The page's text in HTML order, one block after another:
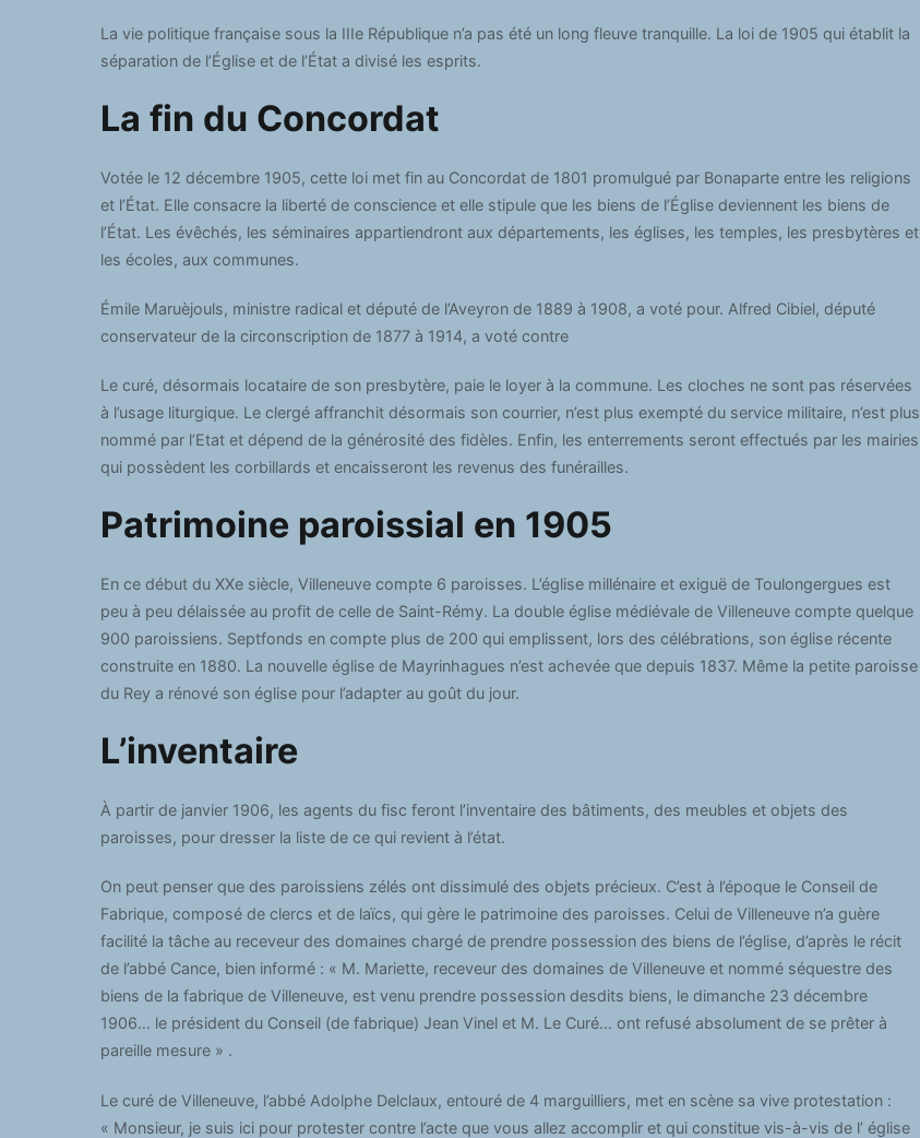
La vie politique française sous la IIIe République n’a pas été un long fleuve tranquille. La loi de 1905 qui établit la
séparation de l’Église et de l’État a divisé les esprits.
La fin du Concordat
Votée le 12 décembre 1905, cette loi met fin au Concordat de 1801 promulgué par Bonaparte entre les religions
et l’État. Elle consacre la liberté de conscience et elle stipule que les biens de l’Église deviennent les biens de
l’État. Les évêchés, les séminaires appartiendront aux départements, les églises, les temples, les presbytères et
les écoles, aux communes.
Émile Maruèjouls, ministre radical et député de l’Aveyron de 1889 à 1908, a voté pour. Alfred Cibiel, député
conservateur de la circonscription de 1877 à 1914, a voté contre
Le curé, désormais locataire de son presbytère, paie le loyer à la commune. Les cloches ne sont pas réservées
à l’usage liturgique. Le clergé affranchit désormais son courrier, n’est plus exempté du service militaire, n’est plus
nommé par l’Etat et dépend de la générosité des fidèles. Enfin, les enterrements seront effectués par les mairies
qui possèdent les corbillards et encaisseront les revenus des funérailles.
Patrimoine paroissial en 1905
En ce début du XXe siècle, Villeneuve compte 6 paroisses. L’église millénaire et exiguë de Toulongergues est
peu à peu délaissée au profit de celle de Saint-Rémy. La double église médiévale de Villeneuve compte quelque
900 paroissiens. Septfonds en compte plus de 200 qui emplissent, lors des célébrations, son église récente
construite en 1880. La nouvelle église de Mayrinhagues n’est achevée que depuis 1837. Même la petite paroisse
du Rey a rénové son église pour l’adapter au goût du jour.
L’inventaire
À partir de janvier 1906, les agents du fisc feront l’inventaire des bâtiments, des meubles et objets des
paroisses, pour dresser la liste de ce qui revient à l’état.
On peut penser que des paroissiens zélés ont dissimulé des objets précieux. C’est à l’époque le Conseil de
Fabrique, composé de clercs et de laïcs, qui gère le patrimoine des paroisses. Celui de Villeneuve n’a guère
facilité la tâche au receveur des domaines chargé de prendre possession des biens de l’église, d’après le récit
de l’abbé Cance, bien informé : « M. Mariette, receveur des domaines de Villeneuve et nommé séquestre des
biens de la fabrique de Villeneuve, est venu prendre possession desdits biens, le dimanche 23 décembre
1906… le président du Conseil (de fabrique) Jean Vinel et M. Le Curé… ont refusé absolument de se prêter à
pareille mesure » .
Le curé de Villeneuve, l’abbé Adolphe Delclaux, entouré de 4 marguilliers, met en scène sa vive protestation :
« Monsieur, je suis ici pour protester contre l’acte que vous allez accomplir et qui constitue vis-à-vis de l’ église